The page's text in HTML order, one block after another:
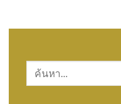
Search